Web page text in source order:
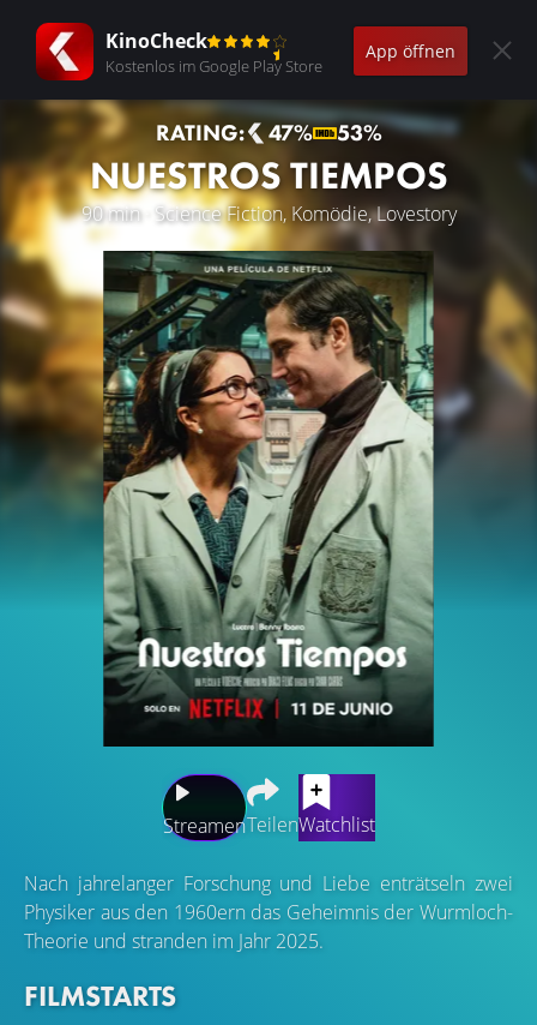
KinoCheck
Kostenlos im Google Play Store
App öffnen
RATING: 47% 53%
NUESTROS TIEMPOS
90 min · Science Fiction, Komödie, Lovestory
StreamenTeilenWatchlist
Nach jahrelanger Forschung und Liebe enträtseln zwei
Physiker aus den 1960ern das Geheimnis der Wurmloch-
Theorie und stranden im Jahr 2025.
FILMSTARTS